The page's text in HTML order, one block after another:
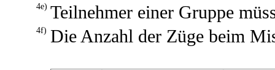
4e) Teilnehmer einer Gruppe
4f) Die Anzahl der Züge beim